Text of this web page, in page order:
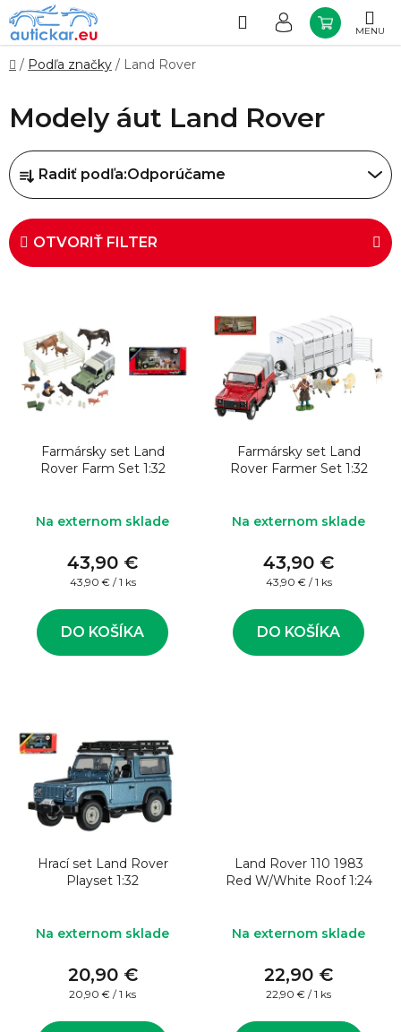
Prejsť
na
obsah
Hľadať
KOŠÍK
Domov
/ Podľa značky / Land Rover
Modely áut Land Rover
R
a
d
e
n
p
Radiť podľa:Odporúčame
OTVORIŤ FILTER
p
Farmársky set Land
Rover Farm Set 1:32
Na externom sklade
43,90 €
Jednotková
43,90 € / 1 ks
DO KOŠÍKA
Farmársky set Land
Rover Farmer Set 1:32
Na externom sklade
43,90 €
Jednotková
43,90 € / 1 ks
DO KOŠÍKA
Hrací set Land Rover
Playset 1:32
Na externom sklade
20,90 €
Jednotková
20,90 € / 1 ks
Land Rover 110 1983
Red W/White Roof 1:24
Na externom sklade
22,90 €
Jednotková
22,90 € / 1 ks